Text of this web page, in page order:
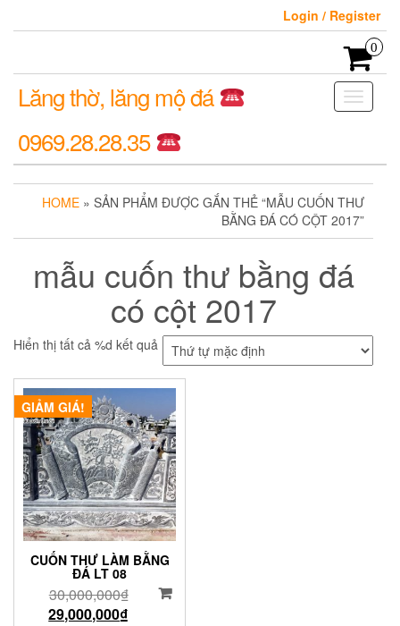
Login / Register
0
Toggle
Lăng thờ, lăng mộ đá
0969.28.28.35
HOME » SẢN PHẨM ĐƯỢC GẮN THẺ “MẪU CUỐN THƯ
BẰNG ĐÁ CÓ CỘT 2017”
mẫu cuốn thư bằng đá
có cột 2017
Hiển thị tất cả %d kết quả
GIẢM GIÁ!
CUỐN THƯ LÀM BẰNG
ĐÁ LT 08
30,000,000₫
29,000,000₫